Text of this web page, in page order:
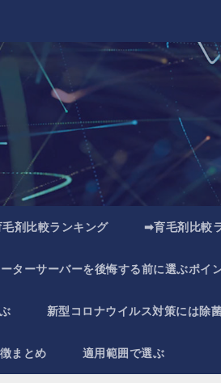
剤比較ランキング ➡育毛剤比較
ターサーバーを後悔する前に選ぶポイ
新型コロナウイルス対策には除
まとめ 適用範囲で選ぶ